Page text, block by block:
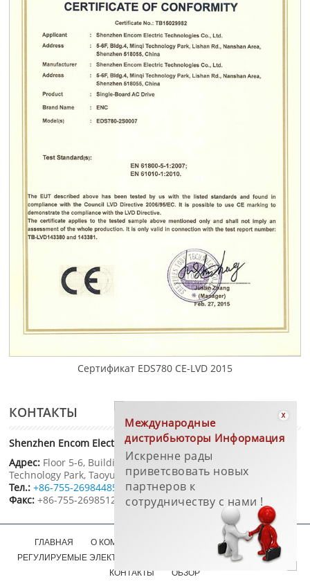
Международные
дистрибьюторы Информация
Искренне рады
приветсвовать новых
партнеров к
сотрудничеству с нами !
Сертификат EDS780 CE-LVD 2015
КОНТАКТЫ
Shenzhen Encom Electric Technologies Co.Ltd.
Адрес: Floor 5-6, Building 4, Pingshan Minqi Science &
Technology Park, Taoyuan Str., Nanshan District，Shenzhen
Тел.:+86-755-26984485
Факс:+86-755-26985120
ГЛАВНАЯ О КОМПАНИИ
ЧАСТОТНО-
РЕГУЛИРУЕМЫЕ ЭЛЕКТРОПРИВОДЫ (ЧРП)
ОБСЛУЖИВАНИЕ
КОНТАКТЫ
ОБЗОР